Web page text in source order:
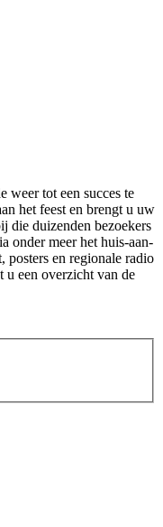
weer tot een succes te
het feest en brengt u uw
die duizenden bezoekers
onder meer het huis-aan-
posters en regionale radio
een overzicht van de